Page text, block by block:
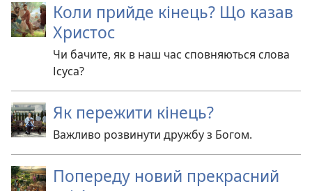
Коли прийде кінець? Що казав
Христос
Чи бачите, як в наш час сповняються слова
Ісуса?
Як пережити кінець?
Важливо розвинути дружбу з Богом.
Попереду новий прекрасний